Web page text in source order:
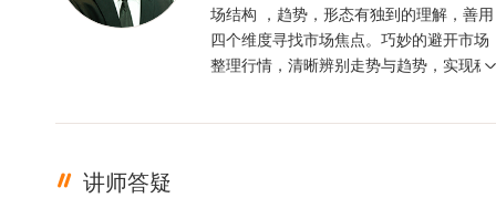
场结构 ，趋势，形态有独到的理解，善用
四个维度寻找市场焦点。巧妙的避开市场
整理行情，清晰辨别走势与趋势，实现稳
讲师答疑